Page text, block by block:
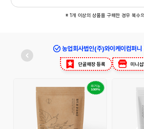
※ 1개 이상의 상품을 구매한 경우 복수
농업회사법인(주)와이케이컴퍼니
단골매장 등록 미니